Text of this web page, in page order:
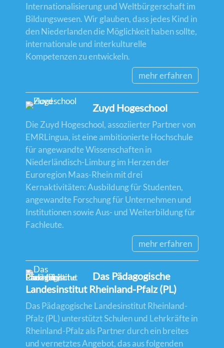
Internationalisierung und Weltbürgerschaft im
Bildungswesen. Wir glauben, dass jedes Kind in
den Niederlanden die Möglichkeit haben sollte,
internationale und interkulturelle
Kompetenzen zu entwickeln.
mehr erfahren
Zuyd Hogeschool
Die Zuyd Hogeschool, assoziierter Partner von
EMRLingua, ist eine ambitionierte Hochschule
für angewandte Wissenschaften in
Niederländisch-Limburg im Herzen der
Euroregion Maas-Rhein mit drei
Kernaktivitäten: Ausbildung für Studenten,
angewandte Forschung für Unternehmen und
Institutionen sowie Aus- und Weiterbildung für
Fachleute.
mehr erfahren
Das Pädagogische
Landesinstitut Rheinland-Pfalz (PL)
Das Pädagogische Landesinstitut Rheinland-
Pfalz (PL) unterstützt Schulen und Lehrkräfte in
Rheinland-Pfalz als Partner durch ein breites
und vernetztes Angebot, das aus folgenden